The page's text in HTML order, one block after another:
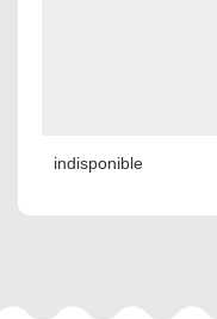
indisponible